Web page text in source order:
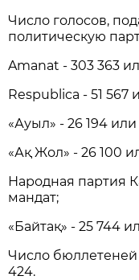
Число голосов,
политическую
Amanat - 303 363
Respublica - 51 567
«Ауыл» - 26 194 или
«Ақ Жол» - 26 100
Народная партия
мандат;
«Байтақ» - 25 744
Число бюллетеней
424.